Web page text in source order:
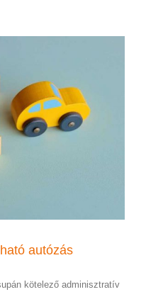
autózás
kötelező adminisztratív